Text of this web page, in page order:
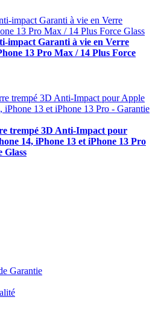
impact Garanti à vie en Verre
13 Pro Max / 14 Plus Force
trempé 3D Anti-Impact pour
14, iPhone 13 et iPhone 13 Pro
Glass
Garantie